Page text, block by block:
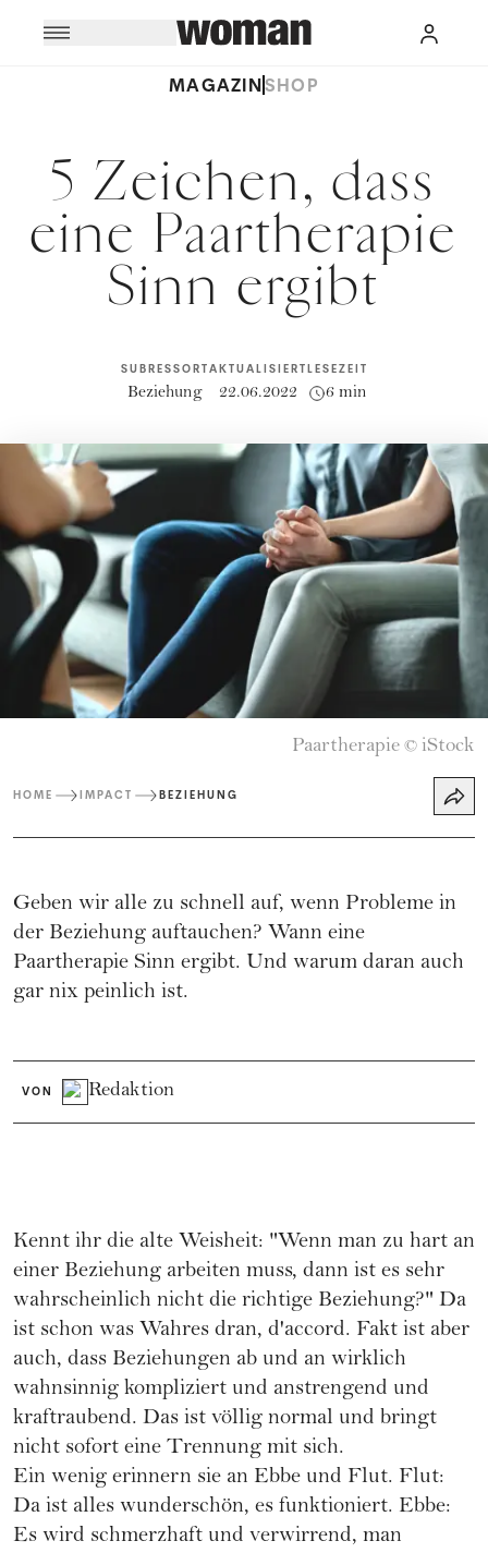
MAGAZINSHOP
5 Zeichen, dass
eine Paartherapie
Sinn ergibt
SUBRESSORT
Beziehung
AKTUALISIERT
22.06.2022
LESEZEIT
6 min
Paartherapie © iStock
HOME IMPACT BEZIEHUNG
Geben wir alle zu schnell auf, wenn Probleme in
der Beziehung auftauchen? Wann eine
Paartherapie Sinn ergibt. Und warum daran auch
gar nix peinlich ist.
VON Redaktion
Kennt ihr die alte Weisheit: "Wenn man zu hart an
einer Beziehung arbeiten muss, dann ist es sehr
wahrscheinlich nicht die richtige Beziehung?" Da
ist schon was Wahres dran, d'accord. Fakt ist aber
auch, dass Beziehungen ab und an wirklich
wahnsinnig kompliziert und anstrengend und
kraftraubend. Das ist völlig normal und bringt
nicht sofort eine Trennung mit sich.
Ein wenig erinnern sie an Ebbe und Flut. Flut:
Da ist alles wunderschön, es funktioniert. Ebbe:
Es wird schmerzhaft und verwirrend, man